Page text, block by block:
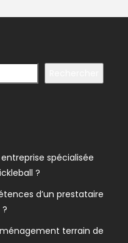
spécialisée
?
d’un prestataire
terrain de